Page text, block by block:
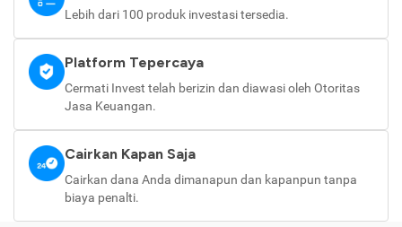
Lebih dari 100 produk investasi tersedia.
Platform Tepercaya
Cermati Invest telah berizin dan diawasi oleh Otoritas
Jasa Keuangan.
Cairkan Kapan Saja
Cairkan dana Anda dimanapun dan kapanpun tanpa
biaya penalti.